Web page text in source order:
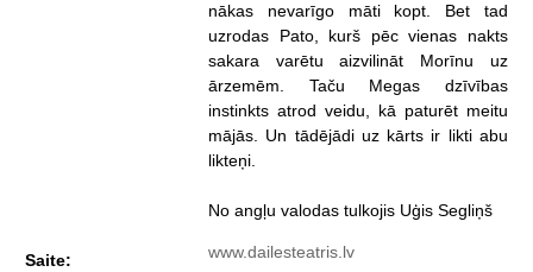
nākas nevarīgo māti kopt. Bet tad
uzrodas Pato, kurš pēc vienas nakts
sakara varētu aizvilināt Morīnu uz
ārzemēm. Taču Megas dzīvības
instinkts atrod veidu, kā paturēt meitu
mājās. Un tādējādi uz kārts ir likti abu
likteņi.
No angļu valodas tulkojis Uģis Segliņš
Saite: www.dailesteatris.lv